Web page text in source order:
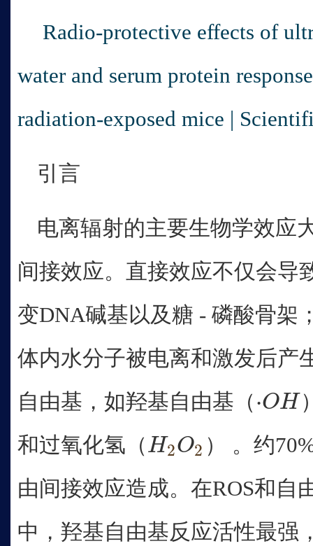
Radio-protective effects of
water and serum protein
radiation-exposed mice |
引言
电离辐射的主要生物学效应
间接效应。直接效应不仅会导
变DNA碱基以及糖 - 磷酸骨架
体内水分子被电离和激发后产
自由基，如羟基自由基（ ⋅OH
·OH
和过氧化氢（H2O2
H2O2
） 。约
由间接效应造成。在ROS和自
中，羟基自由基反应活性最强